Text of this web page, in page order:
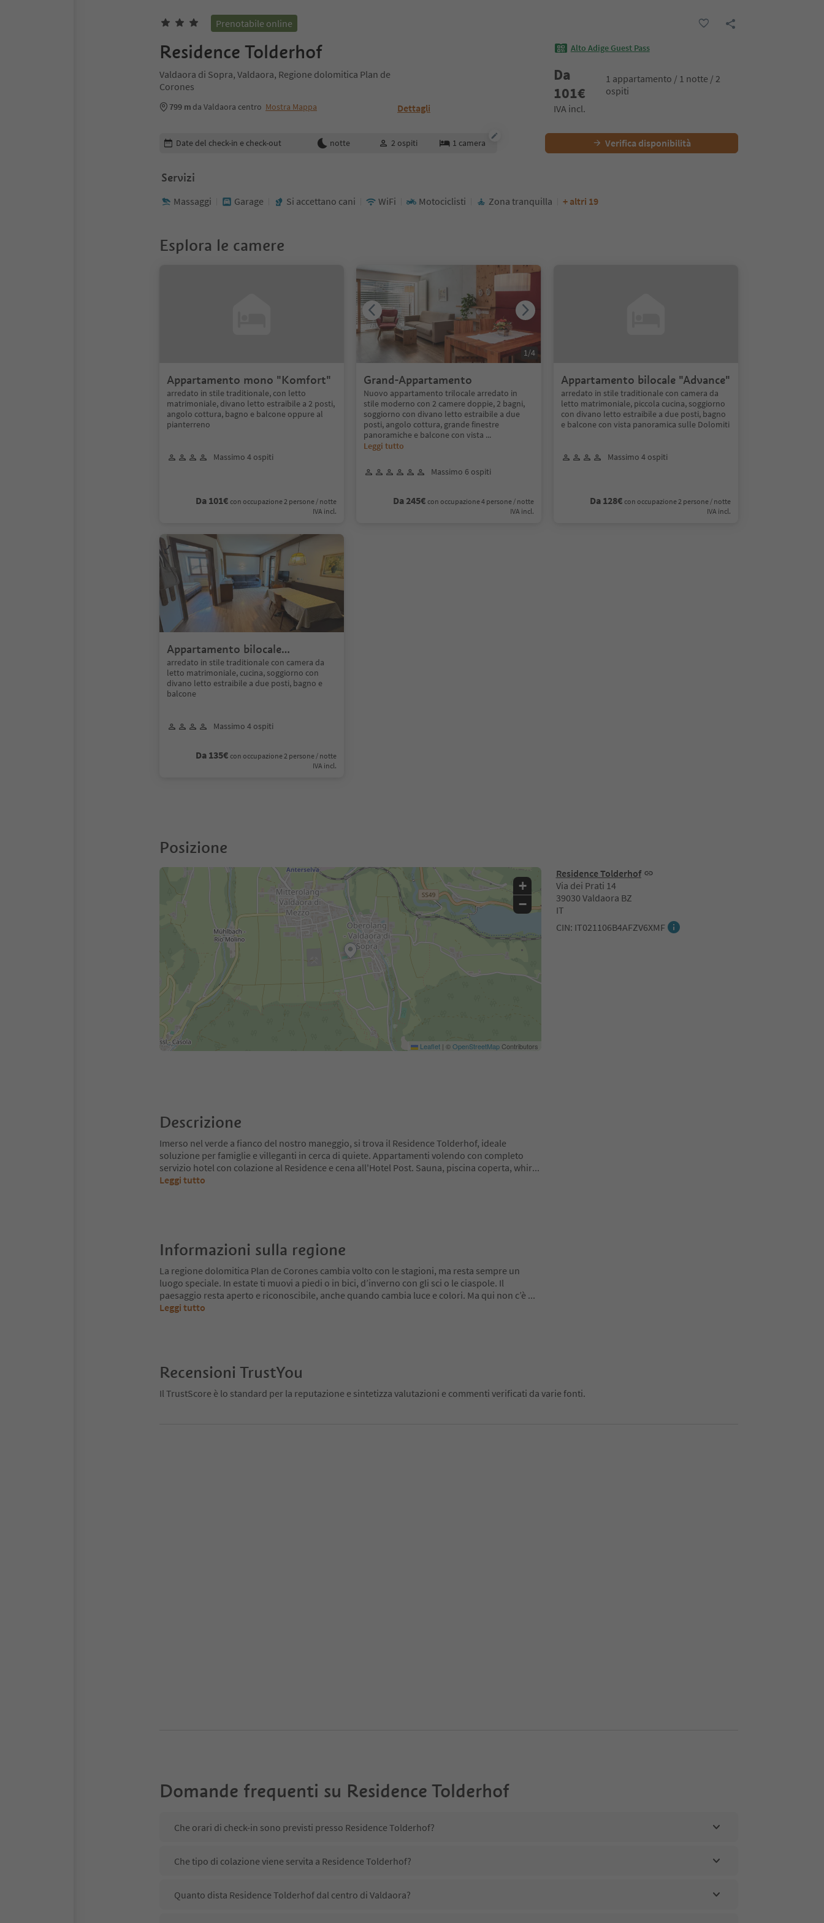
Prenotabile online
Residence Tolderhof
Valdaora di Sopra, Valdaora, Regione dolomitica Plan de
Corones
799 m da Valdaora centro Mostra Mappa Dettagli
Alto Adige Guest Pass
Da
101€
1 appartamento / 1 notte / 2
ospiti
IVA incl.
Modifica i dettagli della prenotazione
Date del check-in e check-out notte 2 ospiti 1 camera Verifica disponibilità
Servizi
Massaggi Garage Si accettano cani WiFi Motociclisti Zona tranquilla + altri 19
Esplora le camere
Appartamento mono "Komfort"
arredato in stile traditionale, con letto
matrimoniale, divano letto estraibile a 2 posti,
angolo cottura, bagno e balcone oppure al
pianterreno
Massimo 4 ospiti
Da 101€ con occupazione 2 persone / notte
IVA incl.
Grand-Appartamento
Nuovo appartamento trilocale arredato in
stile moderno con 2 camere doppie, 2 bagni,
soggiorno con divano letto estraibile a due
posti, angolo cottura, grande finestre
panoramiche e balcone con vista ...
Leggi tutto
Massimo 6 ospiti
Da 245€ con occupazione 4 persone / notte
IVA incl.
1/4
Appartamento bilocale "Advance"
arredato in stile traditionale con camera da
letto matrimoniale, piccola cucina, soggiorno
con divano letto estraibile a due posti, bagno
e balcone con vista panoramica sulle Dolomiti
Massimo 4 ospiti
Da 128€ con occupazione 2 persone / notte
IVA incl.
Appartamento bilocale
"Supreme"
arredato in stile traditionale con camera da
letto matrimoniale, cucina, soggiorno con
divano letto estraibile a due posti, bagno e
balcone
Massimo 4 ospiti
Da 135€ con occupazione 2 persone / notte
IVA incl.
Posizione
Residence Tolderhof
Via dei Prati 14
39030 Valdaora BZ
IT
CIN: IT021106B4AFZV6XMF
+
−
Leaflet | ©OpenStreetMapContributors
Descrizione
Imerso nel verde a fianco del nostro maneggio, si trova il Residence Tolderhof, ideale
soluzione per famiglie e villeganti in cerca di quiete. Appartamenti volendo con completo
servizio hotel con colazione al Residence e cena all'Hotel Post. Sauna, piscina coperta, whir...
Leggi tutto
Informazioni sulla regione
La regione dolomitica Plan de Corones cambia volto con le stagioni, ma resta sempre un
luogo speciale. In estate ti muovi a piedi o in bici, d’inverno con gli sci o le ciaspole. Il
paesaggio resta aperto e riconoscibile, anche quando cambia luce e colori. Ma qui non c’è ...
Leggi tutto
Recensioni TrustYou
Il TrustScore è lo standard per la reputazione e sintetizza valutazioni e commenti verificati da varie fonti.
Domande frequenti su Residence Tolderhof
Che orari di check-in sono previsti presso Residence Tolderhof?
Che tipo di colazione viene servita a Residence Tolderhof?
Quanto dista Residence Tolderhof dal centro di Valdaora?